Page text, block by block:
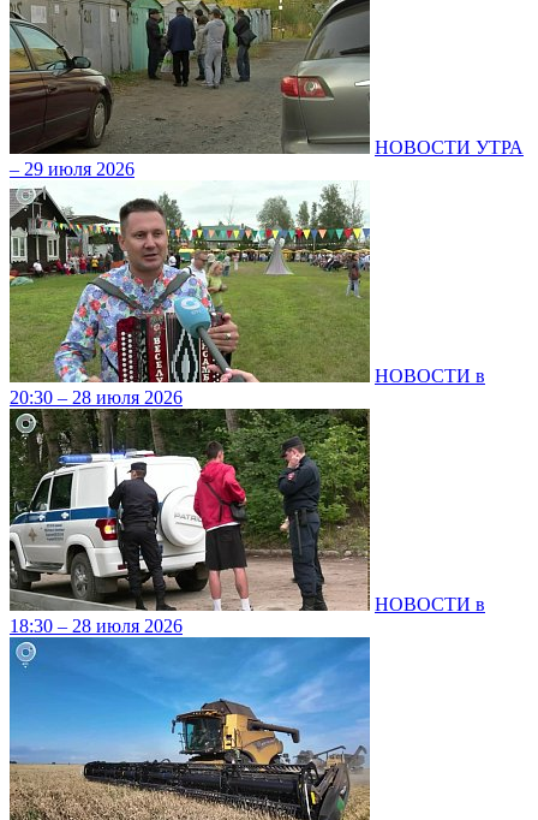
НОВОСТИ УТРА
– 29 июля 2026
НОВОСТИ в
20:30 – 28 июля 2026
НОВОСТИ в
18:30 – 28 июля 2026